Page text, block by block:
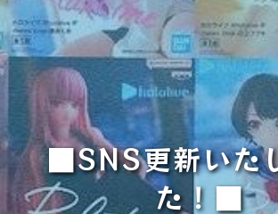
■SNS更新いた
た！■